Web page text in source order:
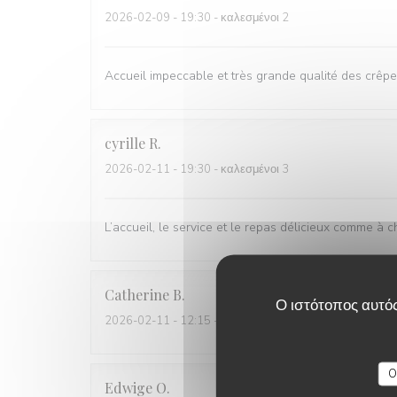
Ο ιστότοπος
2026-02-09 - 19:30 - καλεσμένοι 2
Accueil impeccable et très grande qualité des
cyrille R
2026-02-11 - 19:30 - καλεσμένοι 3
L’accueil, le service et le repas délicieux comme à
Catherine B
2026-02-11 - 12:15 - καλεσμένοι 2
Edwige O